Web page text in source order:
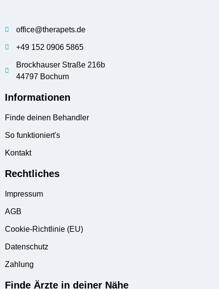
office@therapets.de
+49 152 0906 5865
Brockhauser Straße 216b
44797 Bochum
Informationen
Finde deinen Behandler
So funktioniert's
Kontakt
Rechtliches
Impressum
AGB
Cookie-Richtlinie (EU)
Datenschutz
Zahlung
Finde Ärzte in deiner Nähe